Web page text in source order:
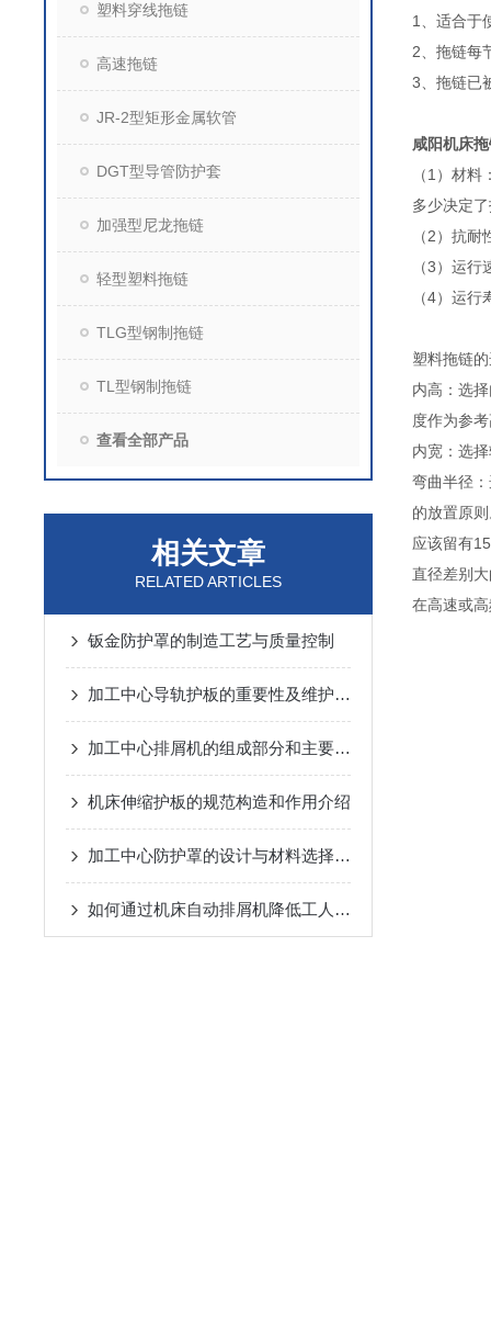
塑料穿线拖链
高速拖链
JR-2型矩形金属软管
DGT型导管防护套
加强型尼龙拖链
轻型塑料拖链
TLG型钢制拖链
TL型钢制拖链
查看全部产品
相关文章
RELATED ARTICLES
钣金防护罩的制造工艺与质量控制
加工中心导轨护板的重要性及维护方法
加工中心排屑机的组成部分和主要特性介绍
机床伸缩护板的规范构造和作用介绍
加工中心防护罩的设计与材料选择指南说明
如何通过机床自动排屑机降低工人劳动强度？
1、适合于
2、拖链每
3、拖链已
咸阳机床
（1）材
多少决定
（2）抗
（3）运
（4）运
塑料拖
内高：选
度作为
内宽：选
弯曲半径
的放置
应该留有
直径差别
在高速或